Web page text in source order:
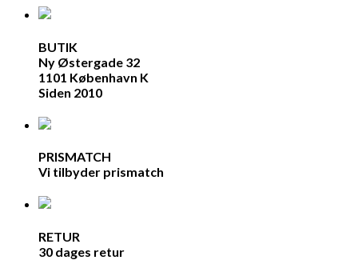
BUTIK
Ny Østergade 32
1101 København K
Siden 2010
PRISMATCH
Vi tilbyder prismatch
RETUR
30 dages retur